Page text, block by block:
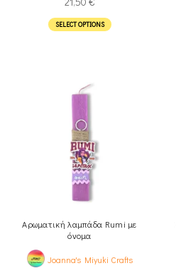
SELECT OPTIONS
Αρωματική λαμπάδα Rumi με
όνομα
Joanna's Miyuki Crafts